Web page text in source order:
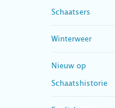
Schaatsers
Winterweer
Nieuw op
Schaatshistorie